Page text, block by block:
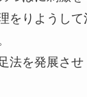
をりようして
法を発展さ